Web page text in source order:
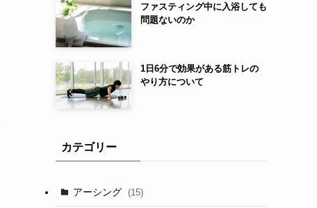
ファスティング中に入浴しても
問題ないのか
1日6分で効果がある筋トレの
やり方について
カテゴリー
アーシング (15)